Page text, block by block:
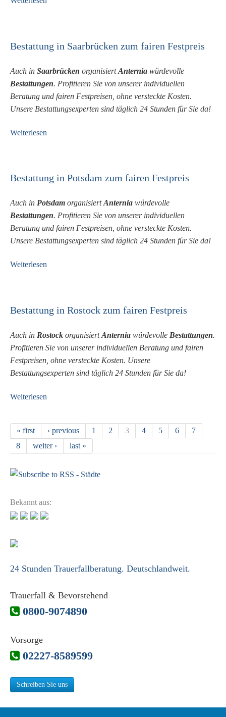
Bestattung in Saarbrücken zum fairen Festpreis
Auch in Saarbrücken organisiertAnternia würdevolle
Bestattungen. Profitieren Sie von unserer individuellen
Beratung und fairen Festpreisen, ohne versteckte Kosten.
Unsere Bestattungsexperten sind täglich 24 Stunden für Sie da!
Weiterlesen
Bestattung in Potsdam zum fairen Festpreis
Auch in Potsdam organisiertAnternia würdevolle
Bestattungen. Profitieren Sie von unserer individuellen
Beratung und fairen Festpreisen, ohne versteckte Kosten.
Unsere Bestattungsexperten sind täglich 24 Stunden für Sie da!
Weiterlesen
Bestattung in Rostock zum fairen Festpreis
Auch in Rostock organisiertAnternia würdevolle Bestattungen.
Profitieren Sie von unserer individuellen Beratung und fairen
Festpreisen, ohne versteckte Kosten. Unsere
Bestattungsexperten sind täglich 24 Stunden für Sie da!
Weiterlesen
Pages
« first ‹ previous 1 2 3 4 5 6
7
8
weiter › last »
Bekannt aus:
24 Stunden Trauerfallberatung. Deutschlandweit.
Trauerfall & Bevorstehend
0800-9074890
Vorsorge
02227-8589599
Schreiben Sie uns